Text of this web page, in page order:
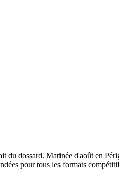
dossard. Matinée d'août en
pour tous les formats